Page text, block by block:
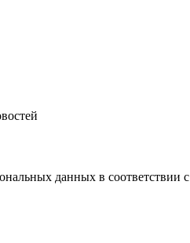
данных в соответствии с